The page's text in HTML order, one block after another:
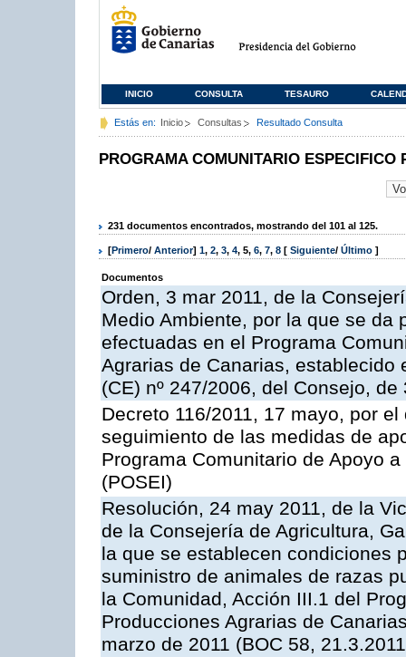
INICIO CONSULTA TESAURO
Estás en: Inicio Consultas Resultado Consulta
PROGRAMA COMUNITARIO ESPECIFICO
231 documentos encontrados, mostrando del 101 al 125.
[Primero/ Anterior] 1, 2, 3, 4, 5, 6, 7, 8 [ Siguiente/ Último ]
Documentos
Orden, 3 mar 2011, de la
Medio Ambiente, por la que se da
efectuadas en el Programa
Agrarias de Canarias,
(CE) nº 247/2006, del Consejo,
Decreto 116/2011, 17 mayo, por
seguimiento de las medidas de
Programa Comunitario de Apoyo
(POSEI)
Resolución, 24 may 2011, de la
de la Consejería de Agricultura,
la que se establecen condiciones
suministro de animales de razas
la Comunidad, Acción III.1 del
Producciones Agrarias de
marzo de 2011 (BOC 58,